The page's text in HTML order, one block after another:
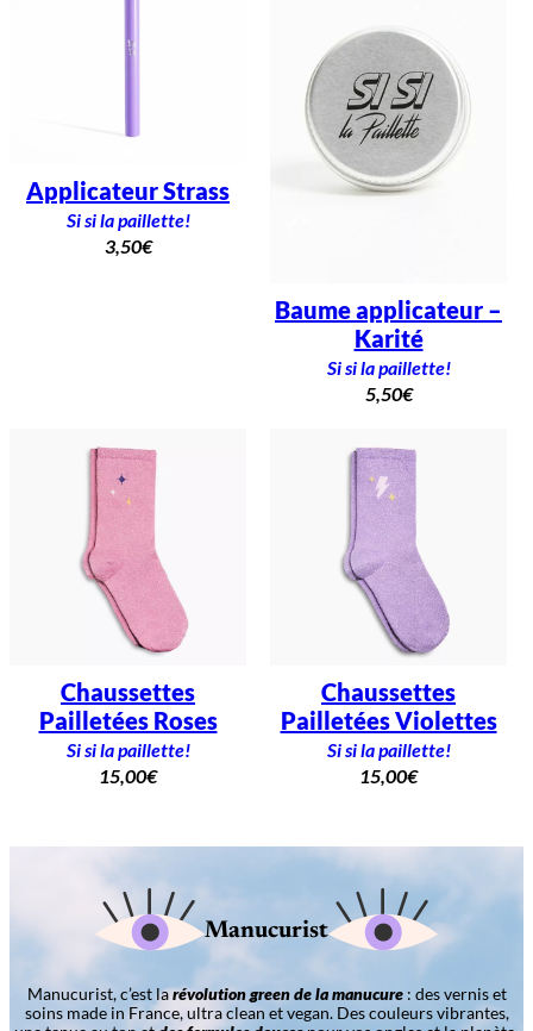
Applicateur Strass
Si si la paillette!
3,50€
Baume applicateur –
Karité
Si si la paillette!
5,50€
Chaussettes
Pailletées Roses
Si si la paillette!
15,00€
Chaussettes
Pailletées Violettes
Si si la paillette!
15,00€
Manucurist
Manucurist, c’est larévolution green de la manucure: des vernis et
soins made in France, ultra clean et vegan. Des couleurs vibrantes,